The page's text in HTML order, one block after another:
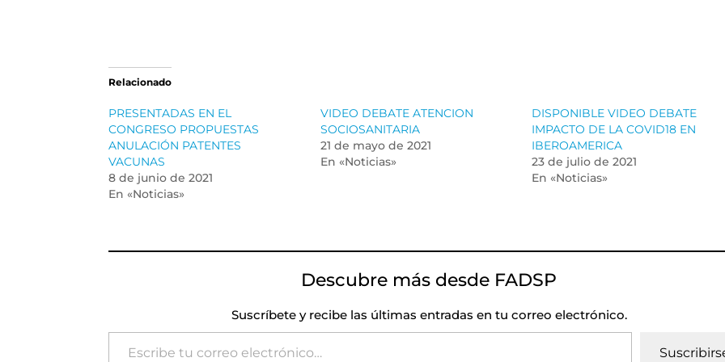
Relacionado
PRESENTADAS EN EL
CONGRESO PROPUESTAS
ANULACIÓN PATENTES
VACUNAS
8 de junio de 2021
En «Noticias»
VIDEO DEBATE ATENCION
SOCIOSANITARIA
21 de mayo de 2021
En «Noticias»
DISPONIBLE VIDEO DEBATE
IMPACTO DE LA COVID18 EN
IBEROAMERICA
23 de julio de 2021
En «Noticias»
Descubre más desde FADSP
Suscríbete y recibe las últimas entradas en tu correo electrónico.
Escribe tu correo electrónico…